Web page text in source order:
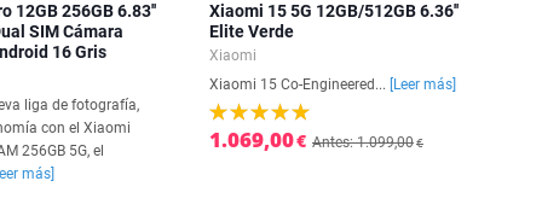
12GB 256GB 6.83''
SIM Cámara
16 Gris
liga de fotografía,
con el Xiaomi
256GB 5G, el
más]
Xiaomi 15 5G 12GB/512GB 6.36''
Elite Verde
Xiaomi
Xiaomi 15 Co-Engineered...
[Leer más]
1.069,00€ Antes: 1.099,00€